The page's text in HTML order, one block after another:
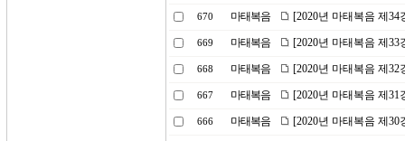
670 마태복음 [2020년 마태복음 제
669 마태복음 [2020년 마태복음 제
668 마태복음 [2020년 마태복음 제
667 마태복음 [2020년 마태복음 제
666 마태복음 [2020년 마태복음 제